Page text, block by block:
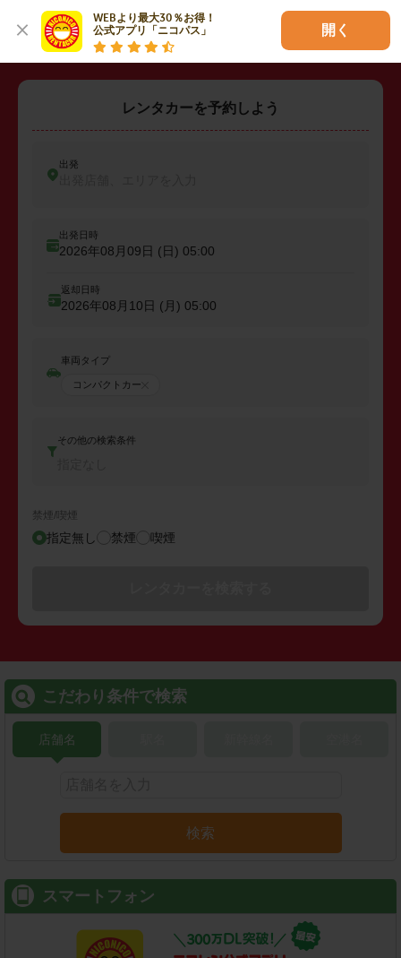
WEBより最大30％お得！
公式アプリ「ニコパス」
開く
レンタカーを予約しよう
出発
出発日時
2026年08月09日 (日) 05:00
返却日時
2026年08月10日 (月) 05:00
車両タイプ
コンパクトカー
その他の検索条件
禁煙/喫煙
指定無し 禁煙 喫煙
こだわり条件で検索
店舗名
検索
スマートフォン